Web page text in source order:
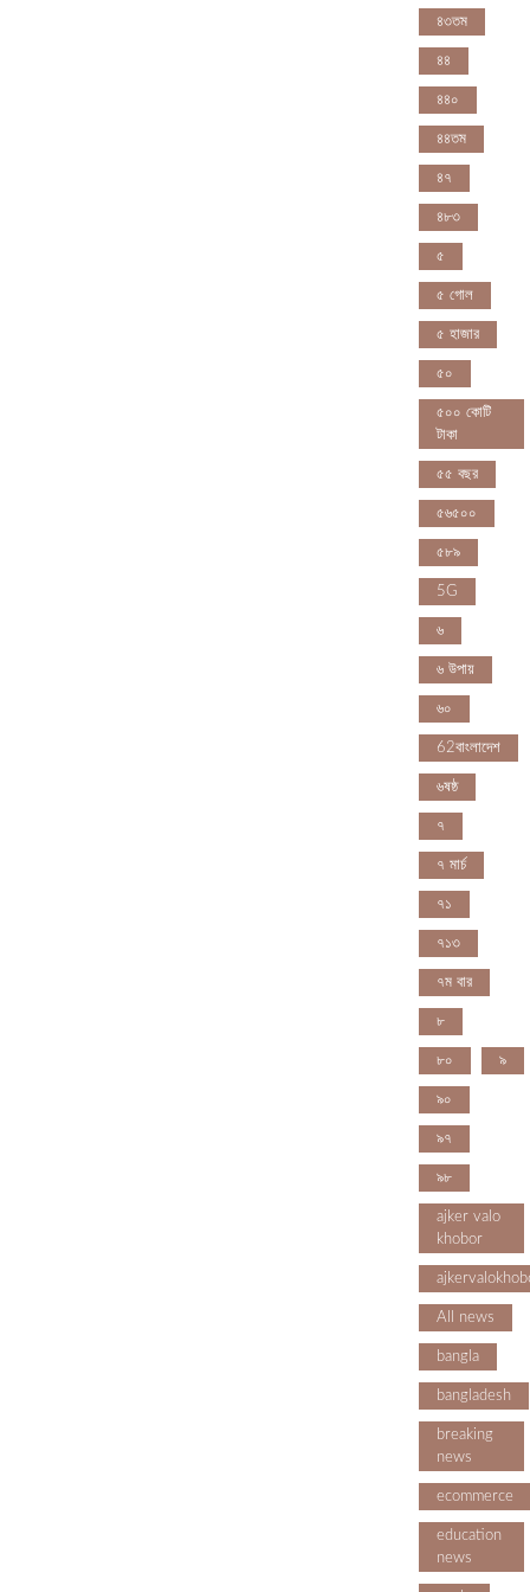
৪৩তম
৪৪
৪৪০
৪৪তম
৪৭
৪৮৩
৫
৫ গোল
৫ হাজার
৫০
৫০০ কোটি
টাকা
৫৫ বছর
৫৬৫০০
৫৮৯
5G
৬
৬ উপায়
৬০
62বাংলাদেশ
৬ষষ্ঠ
৭
৭ মার্চ
৭১
৭১৩
৭ম বার
৮
৮০ ৯
৯০
৯৭
৯৮
ajker valo
khobor
All news
bangla
bangladesh
breaking
news
ecommerce
education
news